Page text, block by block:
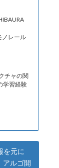
ノレール
チャの関
学習経験
を元に
アルゴ開